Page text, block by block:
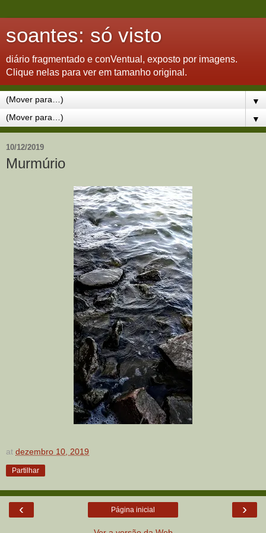
soantes: só visto
diário fragmentado e conVentual, exposto por imagens.
Clique nelas para ver em tamanho original.
▼
▼
10/12/2019
Murmúrio
at dezembro 10, 2019
Partilhar
‹ ›
Página inicial